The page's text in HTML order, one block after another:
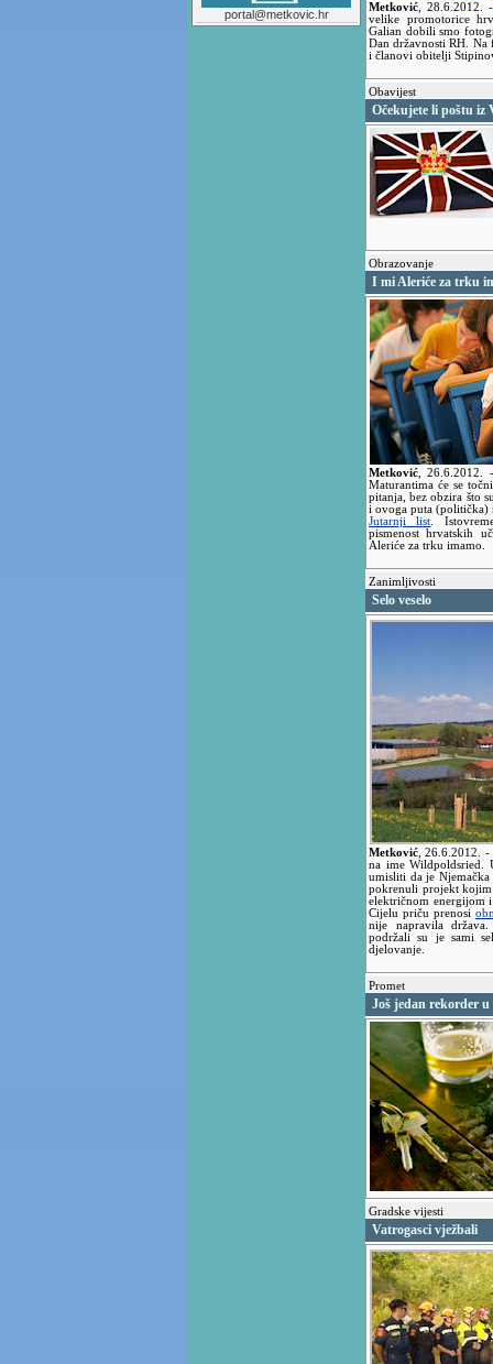
portal@metkovic.hr
Metković 28.6.2012.
velike promotorice
Galian dobili smo
Dan državnosti RH.
i članovi obitelji
Obavijest
Očekujete li poštu iz
Obrazovanje
I mi Aleriće za trku
Metković ,26.6.2012.
Maturantima će se
pitanja, bez obzira što
i ovoga puta (politička)
Jutarnji list .
pismenost hrvatskih
Aleriće za trku imamo.
Zanimljivosti
Selo veselo
Metković ,26.6.2012. -
na ime
umisliti da je
pokrenuli projekt kojim
električnom energijom
Cijelu priču prenosi
nije napravila
podržali su je sami
djelovanje.
Promet
Još jedan rekorder
Gradske vijesti
Vatrogasci vježbali